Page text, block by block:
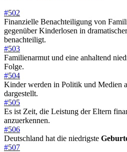
#502
Finanzielle Benachteiligung von
gegenüber Kinderlosen in
benachteiligt.
#503
Familienarmut und eine anhaltend
Folge.
#504
Kinder werden in Politik und Medien
dargestellt.
#505
Es ist Zeit, die Leistung der Eltern
anzuerkennen.
#506
Deutschland hat die niedrigste
#507